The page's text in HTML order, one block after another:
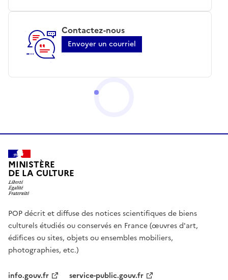
Contactez-nous
Envoyer un courriel
MINISTÈRE
DE LA CULTURE
POP décrit et diffuse des notices scientifiques de biens
culturels étudiés ou conservés en France (œuvres d'art,
édifices ou sites, objets ou ensembles mobiliers,
photographies, etc.)
info.gouv.fr service-public.gouv.fr